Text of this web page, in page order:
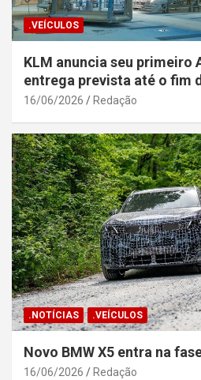
.VEÍCULOS
KLM anuncia seu primeiro
entrega prevista até o fim
16/06/2026 Redação
.NOTÍCIAS .VEÍCULOS
Novo BMW X5 entra na
16/06/2026 Redação